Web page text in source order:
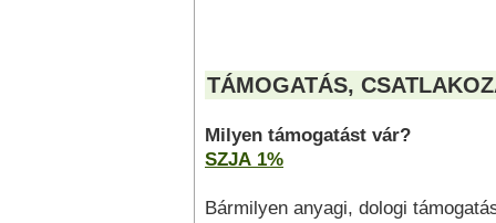
TÁMOGATÁS,
Milyen támogatást vár?
SZJA 1%
Bármilyen anyagi, dologi